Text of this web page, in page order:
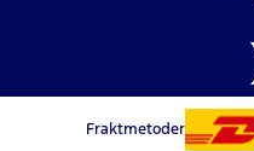
Fraktmetoder